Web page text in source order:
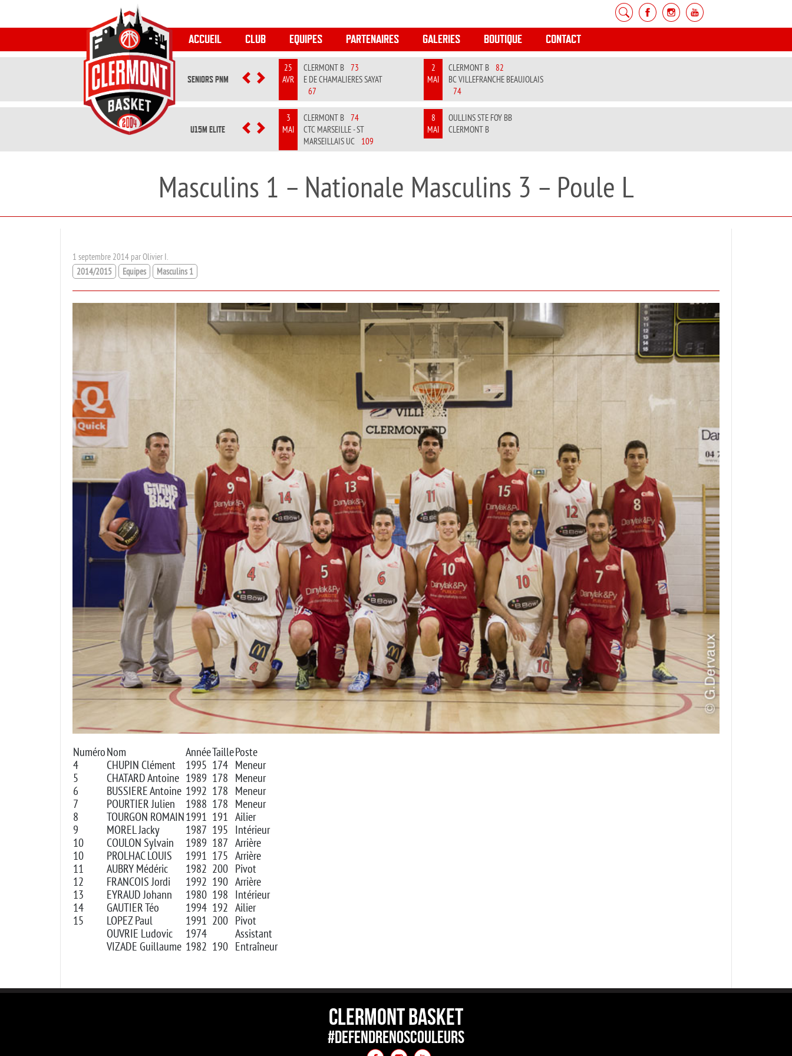
ACCUEIL CLUB EQUIPES PARTENAIRES GALERIES BOUTIQUE CONTACT
SENIORS PNM PREVIOUS
NEXT
25
AVR
CLERMONT B 73
E DE CHAMALIERES SAYAT
67
2
MAI
CLERMONT B
82
BC VILLEFRANCHE BEAUJOLAIS
74
U15M ELITE PREVIOUS
NEXT
3
MAI
CLERMONT B 74
CTC MARSEILLE - ST
MARSEILLAIS UC
109
8
MAI
OULLINS STE FOY BB
CLERMONT B
Masculins 1 – Nationale Masculins 3 – Poule L
1 septembre 2014 par Olivier I.
2014/2015
Equipes Masculins 1
NuméroNom AnnéeTaillePoste
4
CHUPIN Clément 1995 174 Meneur
5
CHATARD Antoine 1989 178 Meneur
6
BUSSIERE Antoine 1992 178 Meneur
7
POURTIER Julien 1988 178 Meneur
8
TOURGON ROMAIN1991 191 Ailier
9
MOREL Jacky 1987 195 Intérieur
10
COULON Sylvain 1989 187 Arrière
10
PROLHAC LOUIS 1991 175 Arrière
11
AUBRY Médéric 1982 200 Pivot
12
FRANCOIS Jordi 1992 190 Arrière
13
EYRAUD Johann 1980 198 Intérieur
14
GAUTIER Téo 1994 192 Ailier
15
LOPEZ Paul 1991 200 Pivot
OUVRIE Ludovic
1974
Assistant
VIZADE Guillaume 1982 190 Entraîneur
CLERMONT BASKET
#DEFENDRENOSCOULEURS